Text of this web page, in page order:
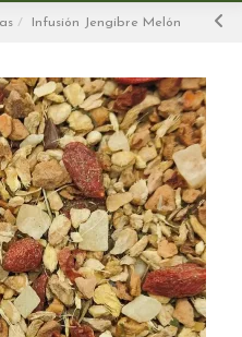
Infusión Jengibre Melón